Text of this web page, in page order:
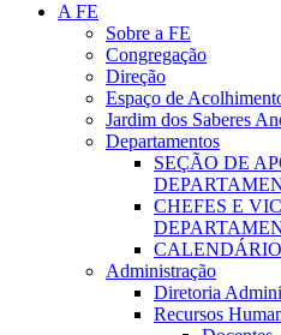
A FE
Sobre a FE
Congregação
Direção
Espaço de
Jardim dos Saberes
Departamentos
SEÇÃO DE
CHEFES E
Administração
Diretoria
Recursos